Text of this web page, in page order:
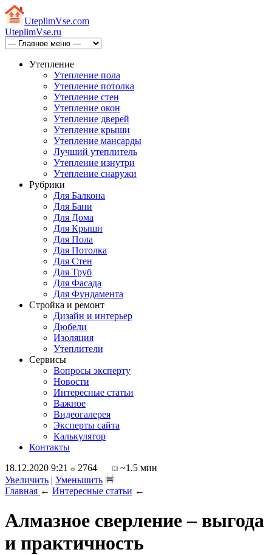
UteplimVse.com
UteplimVse.ru
Утепление
Утепление пола
Утепление потолка
Утепление стен
Утепление окон
Утепление дверей
Утепление крыши
Утепление мансарды
Лучший утеплитель
Утепление изнутри
Утепление снаружи
Рубрики
Для Балкона
Для Бани
Для Дома
Для Крыши
Для Пола
Для Потолка
Для Стен
Для Труб
Для Фасада
Для Фундамента
Стройка и ремонт
Дизайн и интерьер
Дюбели
Изоляция
Утеплители
Сервисы
Вопросы эксперту
Новости
Интересные статьи
Важное
Видеогалерея
Эксперты сайта
Калькулятор
Контакты
18.12.2020 9:21
2764
~1.5 мин
Увеличить | Уменьшить
Главная ← Интересные статьи ←
Алмазное сверление – выгода
и практичность